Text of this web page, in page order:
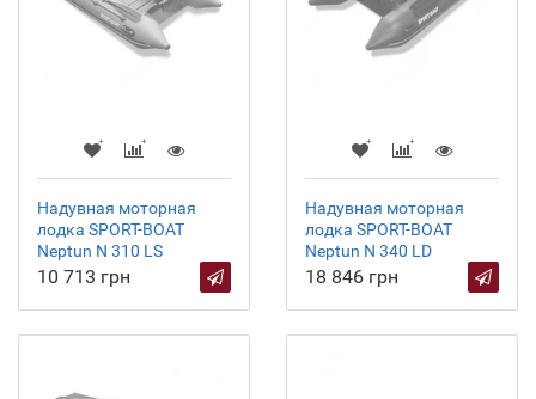
Надувная моторная
лодка SPORT-BOAT
Neptun N 310 LS
10 713 грн
Надувная моторная
лодка SPORT-BOAT
Neptun N 340 LD
18 846 грн